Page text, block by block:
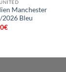
Manchester
Bleu
€Le